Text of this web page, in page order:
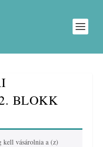
BLOKK
kell vásárolnia a (z)